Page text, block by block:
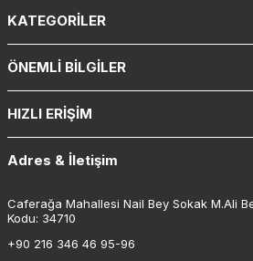
KATEGORILER
ÖNEMLI BILGILER
HIZLI ERIŞIM
Adres & İletişim
Caferağa Mahallesi Nail Bey Sokak M.Ali
Kodu: 34710
+90 216 346 46 95-96